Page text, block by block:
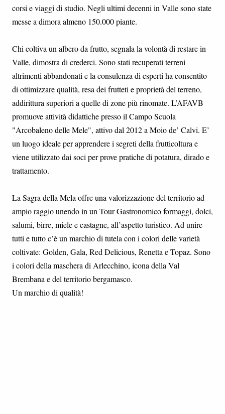
corsi e viaggi di studio. Negli ultimi decenni in Valle sono state
messe a dimora almeno 150.000 piante.
Chi coltiva un albero da frutto, segnala la volontà di restare in
Valle, dimostra di crederci. Sono stati recuperati terreni
altrimenti abbandonati e la consulenza di esperti ha consentito
di ottimizzare qualità, resa dei frutteti e proprietà del terreno,
addirittura superiori a quelle di zone più rinomate. L’AFAVB
promuove attività didattiche presso il Campo Scuola
"Arcobaleno delle Mele", attivo dal 2012 a Moio de’ Calvi. E’
un luogo ideale per apprendere i segreti della frutticoltura e
viene utilizzato dai soci per prove pratiche di potatura, dirado e
trattamento.
La Sagra della Mela offre una valorizzazione del territorio ad
ampio raggio unendo in un Tour Gastronomico formaggi, dolci,
salumi, birre, miele e castagne, all’aspetto turistico. Ad unire
tutti e tutto c’è un marchio di tutela con i colori delle varietà
coltivate: Golden, Gala, Red Delicious, Renetta e Topaz. Sono
i colori della maschera di Arlecchino, icona della Val
Brembana e del territorio bergamasco.
Un marchio di qualità!